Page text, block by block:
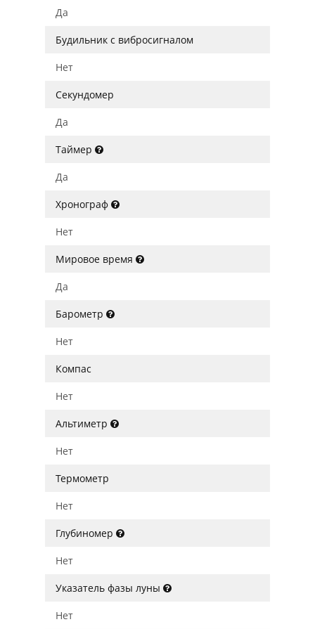
Да
Будильник с вибросигналом
Нет
Секундомер
Да
Таймер
Да
Хронограф
Нет
Мировое время
Да
Барометр
Нет
Компас
Нет
Альтиметр
Нет
Термометр
Нет
Глубиномер
Нет
Указатель фазы луны
Нет